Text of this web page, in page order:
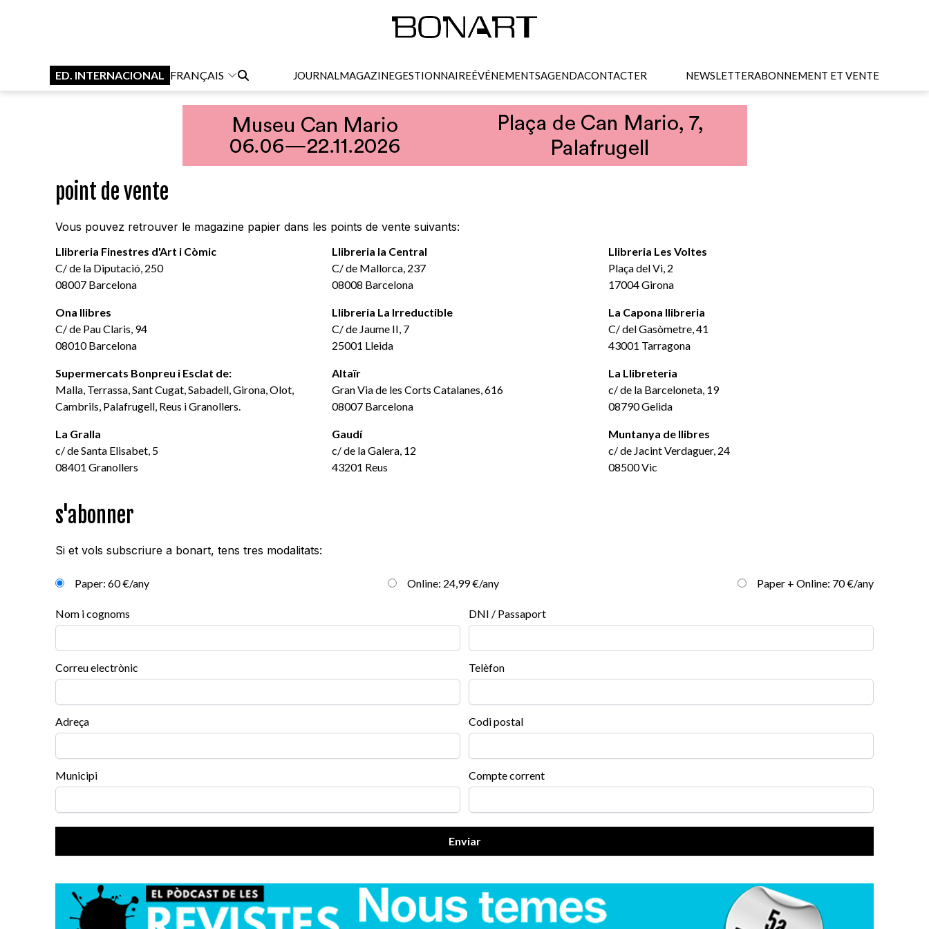
ED. INTERNACIONAL FRANÇAIS JOURNALMAGAZINEGESTIONNAIREÉVÉNEMENTSAGENDACONTACTER NEWSLETTERABONNEMENT ET VENTE
point de vente
Vous pouvez retrouver le magazine papier dans les points de vente suivants:
Llibreria Finestres d'Art i Còmic
C/ de la Diputació, 250
08007 Barcelona
Llibreria la Central
C/ de Mallorca, 237
08008 Barcelona
Llibreria Les Voltes
Plaça del Vi, 2
17004 Girona
Ona llibres
C/ de Pau Claris, 94
08010 Barcelona
Llibreria La Irreductible
C/ de Jaume II, 7
25001 Lleida
La Capona llibreria
C/ del Gasòmetre, 41
43001 Tarragona
Supermercats Bonpreu i Esclat de:
Malla, Terrassa, Sant Cugat, Sabadell, Girona, Olot,
Cambrils, Palafrugell, Reus i Granollers.
Altaïr
Gran Via de les Corts Catalanes, 616
08007 Barcelona
La Llibreteria
c/ de la Barceloneta, 19
08790 Gelida
La Gralla
c/ de Santa Elisabet, 5
08401 Granollers
Gaudí
c/ de la Galera, 12
43201 Reus
Muntanya de llibres
c/ de Jacint Verdaguer, 24
08500 Vic
s'abonner
Si et vols subscriure a bonart, tens tres modalitats:
Paper: 60 €/any Online: 24,99 €/any Paper + Online: 70 €/any
Nom i cognoms DNI / Passaport
Correu electrònic Telèfon
Adreça Codi postal
Municipi Compte corrent
Enviar